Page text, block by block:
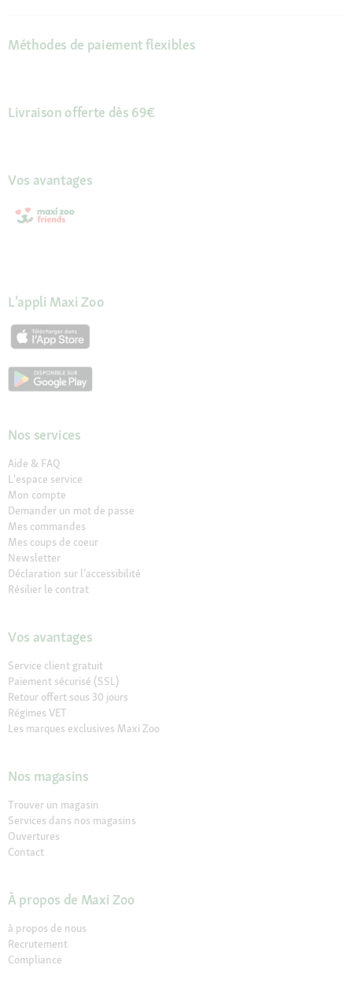
Méthodes de paiement flexibles
Livraison offerte dès 69€
Vos avantages
L'appli Maxi Zoo
Nos services
Aide & FAQ
L'espace service
Mon compte
Demander un mot de passe
Mes commandes
Mes coups de coeur
Newsletter
Déclaration sur l’accessibilité
Résilier le contrat
Vos avantages
Service client gratuit
Paiement sécurisé (SSL)
Retour offert sous 30 jours
Régimes VET
Les marques exclusives Maxi Zoo
Nos magasins
Trouver un magasin
Services dans nos magasins
Ouvertures
Contact
À propos de Maxi Zoo
à propos de nous
Recrutement
Compliance